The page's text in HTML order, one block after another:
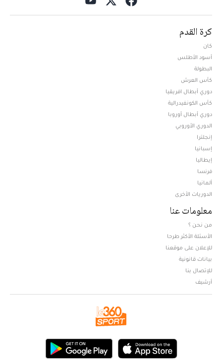
كرة القدم
كان
أسود الأطلس
البطولة
كأس العرش
دوري أبطال افريقيا
كأس الكونفيدرالية
دوري أبطال أوروبا
الدوري الأوروبي
إنجلترا
إسبانيا
إيطاليا
فرنسا
ألمانيا
الدوريات الأخرى
معلومات عنا
من نحن ؟
الأسئلة الأكثر طرحا
للإعلان على موقعنا
بيانات قانونية
للإتصال بنا
أرشيف